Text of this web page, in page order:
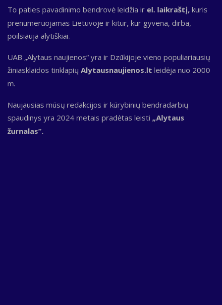
To paties pavadinimo bendrovė leidžia ir el. laikraštį, kuris
prenumeruojamas Lietuvoje ir kitur, kur gyvena, dirba,
poilsiauja alytiškiai.
UAB „Alytaus naujienos“ yra ir Dzūkijoje vieno populiariausių
žiniasklaidos tinklapių Alytausnaujienos.lt leidėja nuo 2000
m.
Naujausias mūsų redakcijos ir kūrybinių bendradarbių
spaudinys yra 2024 metais pradėtas leisti „Alytaus
žurnalas“.